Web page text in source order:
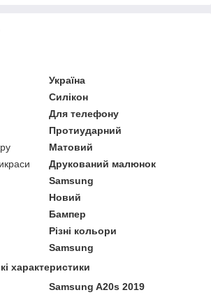
Україна
Силікон
Для телефону
Протиударний
Матовий
Друкований малюнок
Samsung
Новий
Бампер
Різні кольори
Samsung
характеристики
Samsung A20s 2019